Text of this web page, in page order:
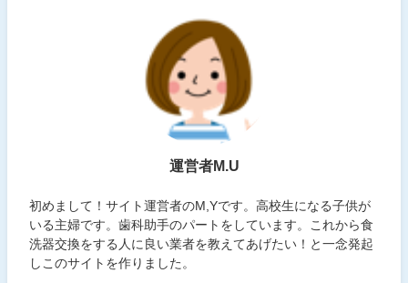
運営者M.U
初めまして！サイト運営者のM,Yです。高校生になる子供が
いる主婦です。歯科助手のパートをしています。これから食
洗器交換をする人に良い業者を教えてあげたい！と一念発起
しこのサイトを作りました。